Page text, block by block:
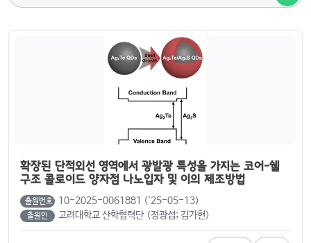
확장된 단적외선 영역에서 광발광 특성을 가지는 코어-쉘
구조 콜로이드 양자점 나노입자 및 이의 제조방법
출원번호 10-2025-0061881 ('25-05-13)
출원인 고려대학교 산학협력단 (정광섭; 김가현)